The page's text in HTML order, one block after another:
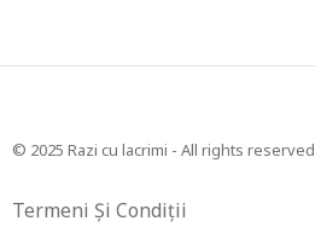
© 2025 Razi cu lacrimi - All rights reserved
Termeni Și Condiții